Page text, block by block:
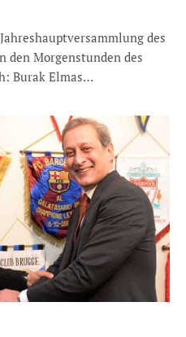
des
den Morgenstunden des
Burak Elmas…